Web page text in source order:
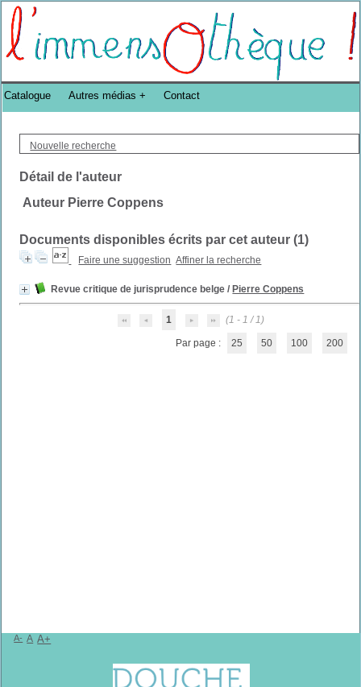
Bibliothèque DoucheFLUX Bibliotheek -->
Nouvelle recherche
Détail de l'auteur
Auteur Pierre Coppens
Documents disponibles écrits par cet auteur (1)
Faire une suggestion Affiner la recherche
Revue critique de jurisprudence belge / Pierre Coppens
1 (1 - 1 / 1)
Par page : 25 50 100 200
Catalogue Autres médias Contact
A- A A+